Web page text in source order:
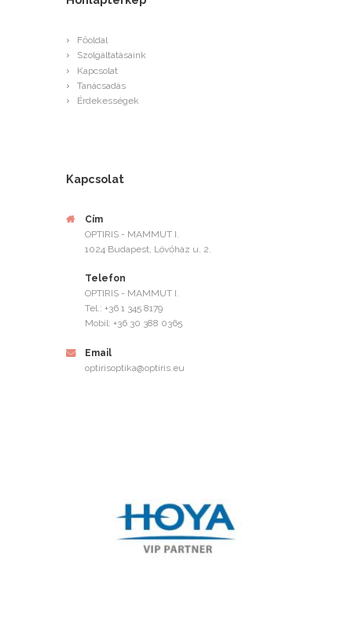
Főoldal
Szolgáltatásaink
Kapcsolat
Tanácsadás
Érdekességek
Kapcsolat
Cím
OPTIRIS - MAMMUT I.
1024 Budapest, Lövőház u. 2.
Telefon
OPTIRIS - MAMMUT I.
Tel.: +36 1 345 8179
Mobil: +36 30 388 0365
Email
optirisoptika@optiris.eu